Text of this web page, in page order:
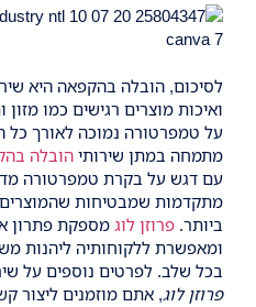
לסיכום, הובלה בהקפאה היא
ואיכות מוצרים רגישים כמו
על טמפרטורה נמוכה לאורך כל
מתמחה במתן שירותיהובלה
עם דגש על בקרת טמפרטורה
מתקדמות שמבטיחות שהמוצרים
ביותר. פרוזן לוג מספקת פתרון
ומאפשרת ללקוחותיה ליהנות
בכל שלב. לפרטים נוספים על
פרוזן לוג, אתם מוזמנים ליצור